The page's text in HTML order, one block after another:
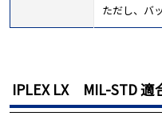
ただし、バ
IPLEX LX MIL-STD 適